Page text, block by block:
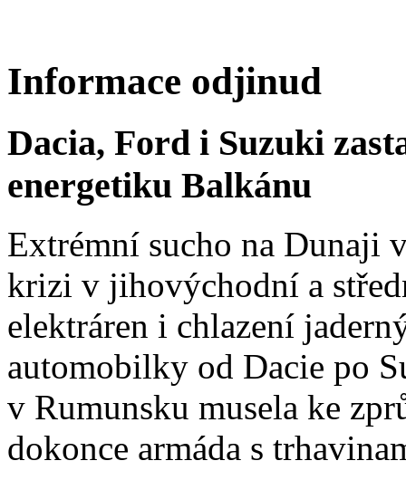
Informace odjinud
Dacia, Ford i Suzuki
energetiku Balkánu
Extrémní sucho na Dunaji
krizi v jihovýchodní a
elektráren i chlazení
automobilky od Dacie po
v Rumunsku musela ke
dokonce armáda s